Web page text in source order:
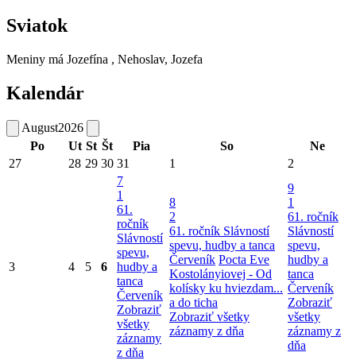
Sviatok
Meniny má Jozefína , Nehoslav, Jozefa
Kalendár
August2026
Po
Ut St Št Pia So
Ne
27
28 29 30 31 1 2
3 4 5 6
7
1
61.
ročník
Slávností
spevu,
hudby a
tanca
Červeník
Zobraziť
všetky
záznamy
z dňa
8
2
61. ročník Slávností
spevu, hudby a tanca
Červeník Pocta Eve
Kostolányiovej - Od
kolísky ku hviezdam...
a do ticha
Zobraziť všetky
záznamy z dňa
9
1
61. ročník
Slávností
spevu,
hudby a
tanca
Červeník
Zobraziť
všetky
záznamy z
dňa